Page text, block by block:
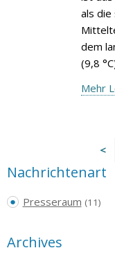
als die
dem
(9,8
Mehr
Nachrichtenart
Presseraum (11)
Archives